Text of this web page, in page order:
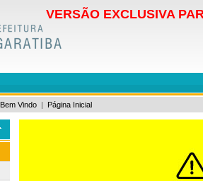
VERSÃO EXCLUSIVA
Bem Vindo | Página Inicial